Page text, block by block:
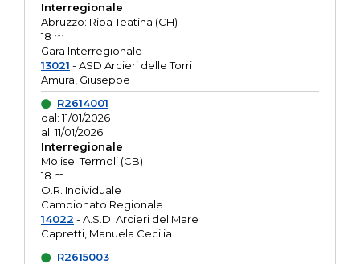
Interregionale
Abruzzo: Ripa Teatina (CH)
18 m
Gara Interregionale
13021 - ASD Arcieri delle Torri
Amura, Giuseppe
R2614001
dal: 11/01/2026
al: 11/01/2026
Interregionale
Molise: Termoli (CB)
18 m
O.R. Individuale
Campionato Regionale
14022 - A.S.D. Arcieri del Mare
Capretti, Manuela Cecilia
R2615003